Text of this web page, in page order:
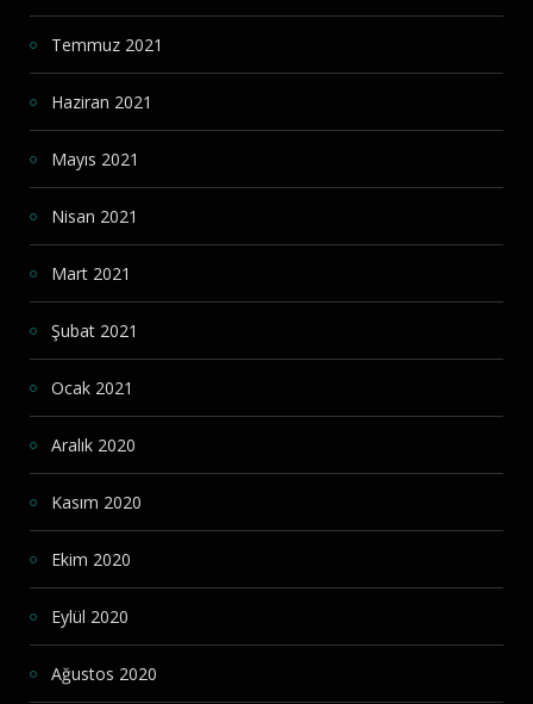
Temmuz 2021
Haziran 2021
Mayıs 2021
Nisan 2021
Mart 2021
Şubat 2021
Ocak 2021
Aralık 2020
Kasım 2020
Ekim 2020
Eylül 2020
Ağustos 2020